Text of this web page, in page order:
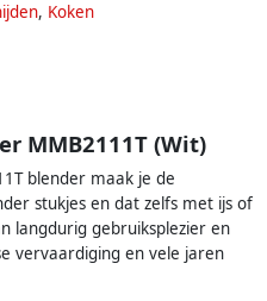
, Koken
MMB2111T (Wit)
blender maak je de
stukjes en dat zelfs met ijs of
langdurig gebruiksplezier en
vervaardiging en vele jaren